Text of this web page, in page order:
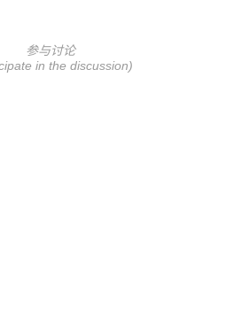
参与讨论
in the discussion)